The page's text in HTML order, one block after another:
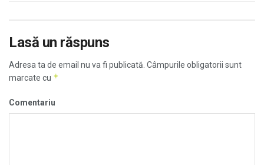
Lasă un răspuns
Adresa ta de email nu va fi publicată. Câmpurile obligatorii sunt
marcate cu *
Comentariu